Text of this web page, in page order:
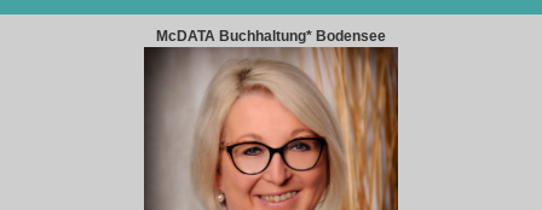
McDATA Buchhaltung* Bodensee